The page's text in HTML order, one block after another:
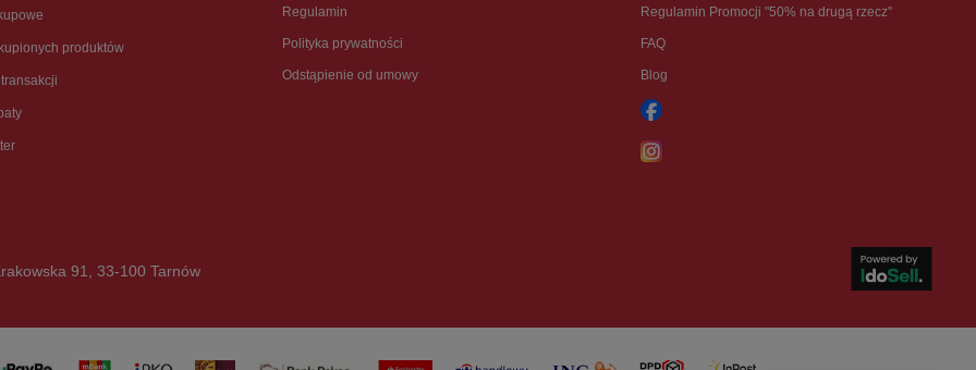
produktów
Regulamin
Polityka prywatności
Odstąpienie od umowy
Regulamin Promocji "50% na drugą rzecz"
FAQ
Blog
91 33-100 Tarnów